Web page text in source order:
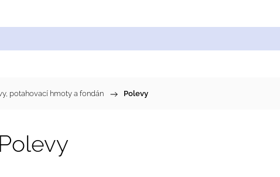
potahovací hmoty a fondán / Polevy
Polevy